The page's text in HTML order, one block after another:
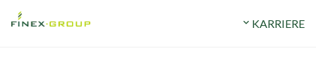
STANDORTE expand_more KARRIERE